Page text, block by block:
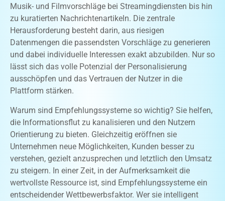
Musik- und Filmvorschläge bei Streamingdiensten bis hin
zu kuratierten Nachrichtenartikeln. Die zentrale
Herausforderung besteht darin, aus riesigen
Datenmengen die passendsten Vorschläge zu generieren
und dabei individuelle Interessen exakt abzubilden. Nur so
lässt sich das volle Potenzial der Personalisierung
ausschöpfen und das Vertrauen der Nutzer in die
Plattform stärken.
Warum sind Empfehlungssysteme so wichtig? Sie helfen,
die Informationsflut zu kanalisieren und den Nutzern
Orientierung zu bieten. Gleichzeitig eröffnen sie
Unternehmen neue Möglichkeiten, Kunden besser zu
verstehen, gezielt anzusprechen und letztlich den Umsatz
zu steigern. In einer Zeit, in der Aufmerksamkeit die
wertvollste Ressource ist, sind Empfehlungssysteme ein
entscheidender Wettbewerbsfaktor. Wer sie intelligent